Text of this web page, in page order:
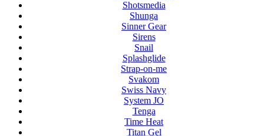
Shotsmedia
Shunga
Sinner Gear
Sirens
Snail
Splashglide
Strap-on-me
Svakom
Swiss Navy
System JO
Tenga
Time Heat
Titan Gel